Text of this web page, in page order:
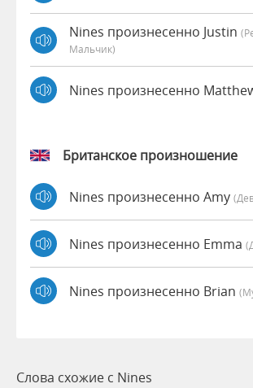
Nines произнесенно Justin
Мальчик)
Nines произнесенно
Британское произношение
Nines произнесенно Amy
Nines произнесенно Emma
Nines произнесенно Brian
Слова схожие с Nines